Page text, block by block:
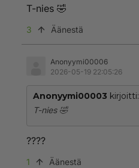
T-nies 🤣
3 Äänestä
Anonyymi00006
2026-05-19 22:05:26
Anonyymi00003 kirjoitti:
T-nies 🤣
????
1 Äänestä